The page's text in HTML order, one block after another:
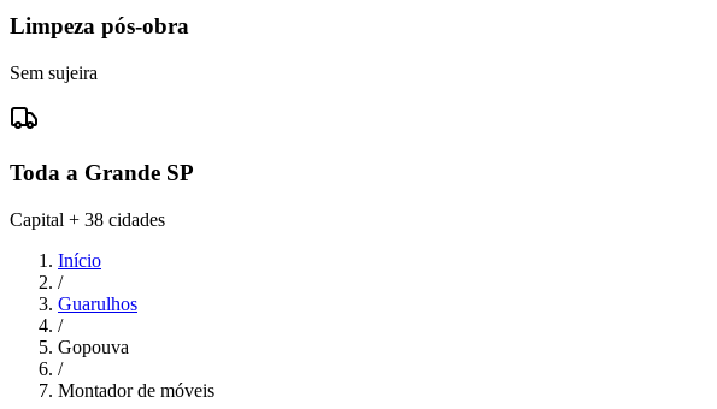
Limpeza pós-obra
Sem sujeira
Toda a Grande SP
Capital + 38 cidades
Início
/
Guarulhos
/
Gopouva
/
Montador de móveis